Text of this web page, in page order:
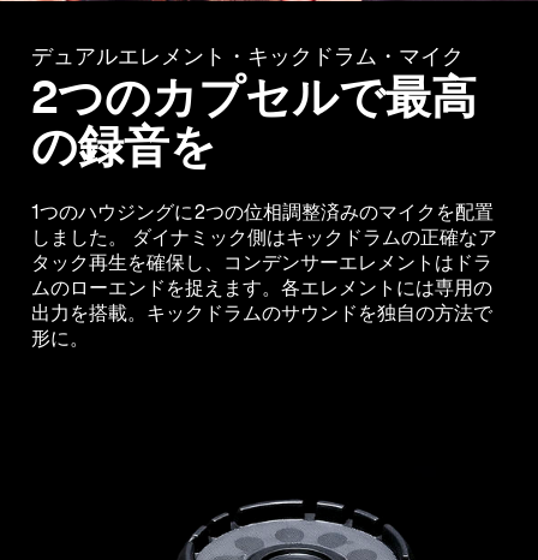
デュアルエレメント・キックドラム・マイク
2つのカプセルで最高
の録音を
1つのハウジングに2つの位相調整済みのマイクを配置
しました。 ダイナミック側はキックドラムの正確なア
タック再生を確保し、コンデンサーエレメントはドラ
ムのローエンドを捉えます。各エレメントには専用の
出力を搭載。キックドラムのサウンドを独自の方法で
形に。